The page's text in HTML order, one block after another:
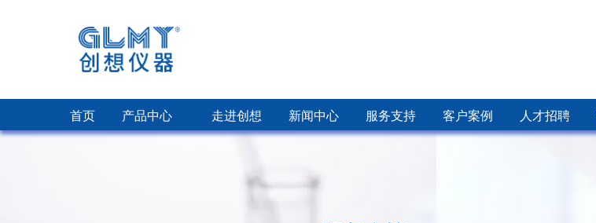
首页 产品中心 走进创想 新闻中心 服务支持 客户案例 人才招聘